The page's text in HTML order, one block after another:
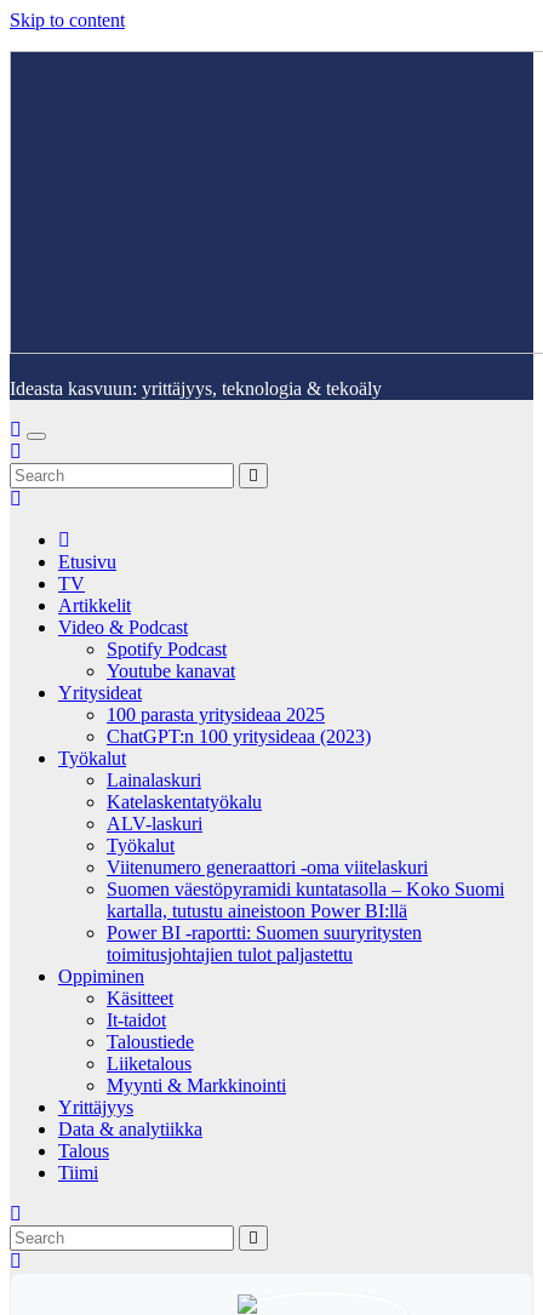
Skip to content
Ideasta kasvuun: yrittäjyys, teknologia & tekoäly
Etusivu
TV
Artikkelit
Video & Podcast
Spotify Podcast
Youtube kanavat
Yritysideat
100 parasta yritysideaa 2025
ChatGPT:n 100 yritysideaa (2023)
Työkalut
Lainalaskuri
Katelaskentatyökalu
ALV-laskuri
Työkalut
Viitenumero generaattori -oma viitelaskuri
Suomen väestöpyramidi kuntatasolla – Koko Suomi
kartalla, tutustu aineistoon Power BI:llä
Power BI -raportti: Suomen suuryritysten
toimitusjohtajien tulot paljastettu
Oppiminen
Käsitteet
It-taidot
Taloustiede
Liiketalous
Myynti & Markkinointi
Yrittäjyys
Data & analytiikka
Talous
Tiimi